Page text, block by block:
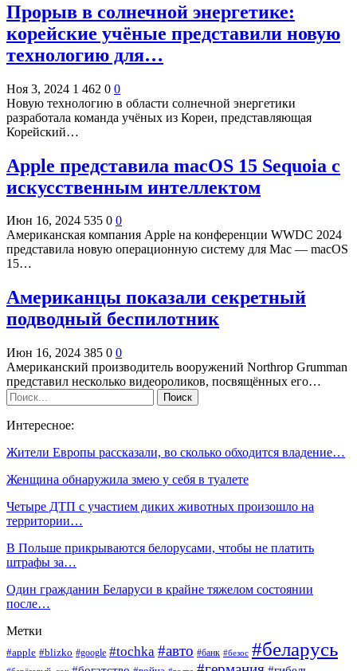
Прорыв в солнечной энергетике:
корейские учёные представили новую
технологию для…
Ноя 3, 2024 1 462 0 0
Новую технологию в области солнечной энергетики
разработала команда учёных из Кореи, представляющая
Корейский…
Apple представила macOS 15 Sequoia с
искусственным интеллектом
Июн 16, 2024 535 0 0
Американская компания Apple на конференции WWDC 2024
представила новую операционную систему для Mac — macOS
15…
Американцы показали секретный
подводный беспилотник
Июн 16, 2024 385 0 0
Американский производитель вооружений Northrop Grumman
представил несколько видеороликов, посвящённых его…
Интересное:
Жители Европы рассказали, во сколько обходится владение…
Женщина обнаружила змею у себя в туалете
Четыре ДТП с участием диких животных произошло на
территории…
В Польше прикрываются белорусами, чтобы не платить
штрафы за…
Один гражданин Беларуси в крайне тяжелом состоянии
после…
Метки
#apple #blizko #google #tochka #авто #банк #безос #беларусь